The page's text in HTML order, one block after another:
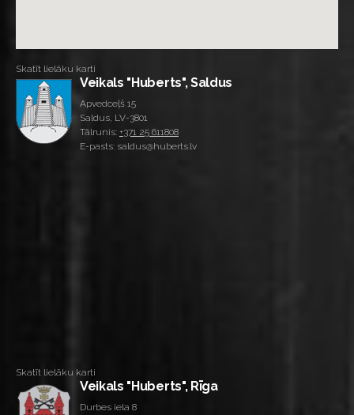
Skatīt lielāku karti
Veikals "Huberts", Saldus
Apvedceļš 15
Saldus, LV-3801
Tālrunis: +371 25 611808
E-pasts: saldus@huberts.lv
Skatīt lielāku karti
Veikals "Huberts", Rīga
Durbes iela 8